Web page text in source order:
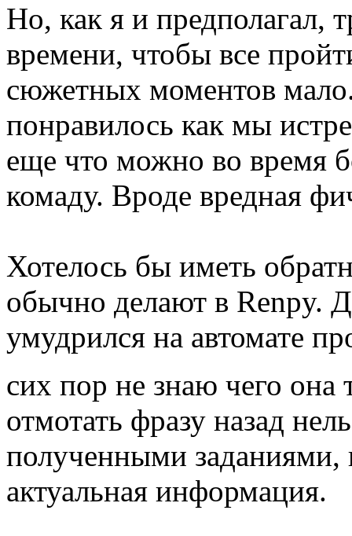
Но, как я и предполагал,
времени, чтобы все
сюжетных моментов
понравилось как мы
еще что можно во время
комаду. Вроде вредная
Хотелось бы иметь
обычно делают в Renpy.
умудрился на автомате
сих пор не знаю чего она
отмотать фразу назад
полученными заданиями,
актуальная информация.